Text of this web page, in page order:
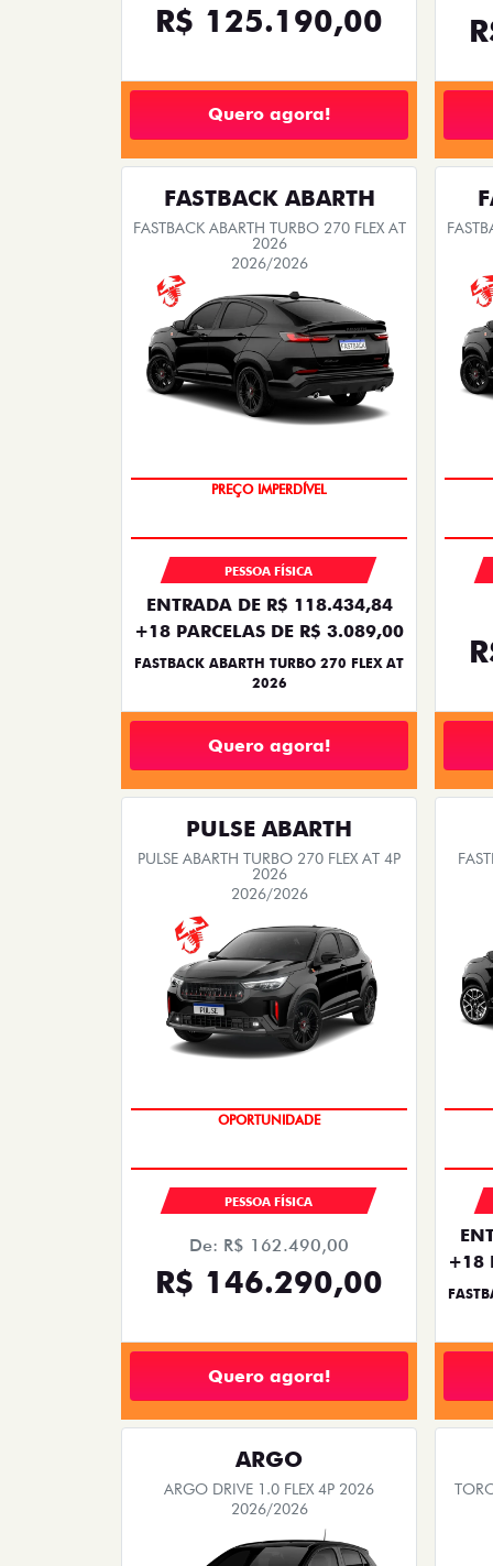
R$ 125.190,00
Quero agora!
FASTBACK ABARTH
FASTBACK ABARTH TURBO 270 FLEX AT
2026
2026/2026
TAXA ZERO
PESSOA FÍSICA
ENTRADA DE R$ 118.434,84
+18 PARCELAS DE R$ 3.089,00
FASTBACK ABARTH TURBO 270 FLEX AT
2026
Quero agora!
PULSE ABARTH
PULSE ABARTH TURBO 270 FLEX AT 4P
2026
2026/2026
SAIA DE FIAT 0KM
PESSOA FÍSICA
De: R$ 162.490,00
R$ 146.290,00
Quero agora!
+18
ARGO
ARGO DRIVE 1.0 FLEX 4P 2026
2026/2026